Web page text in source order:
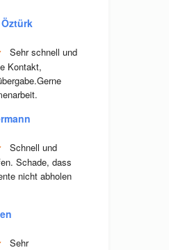
Sehr schnell und
Kontakt,
Schnell und
Schade, dass
nicht abholen
Sehr